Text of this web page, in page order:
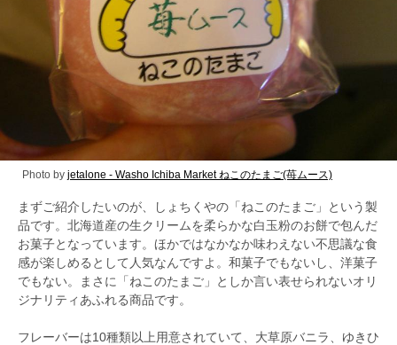
Photo by jetalone - Washo Ichiba Market ねこのたまご(苺ムース)
まずご紹介したいのが、しょちくやの「ねこのたまご」という製
品です。北海道産の生クリームを柔らかな白玉粉のお餅で包んだ
お菓子となっています。ほかではなかなか味わえない不思議な食
感が楽しめるとして人気なんですよ。和菓子でもないし、洋菓子
でもない。まさに「ねこのたまご」としか言い表せられないオリ
ジナリティあふれる商品です。
フレーバーは10種類以上用意されていて、大草原バニラ、ゆきひ